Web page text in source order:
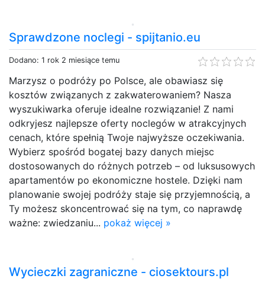
Sprawdzone noclegi - spijtanio.eu
Dodano: 1 rok 2 miesiące temu
Marzysz o podróży po Polsce, ale obawiasz się
kosztów związanych z zakwaterowaniem? Nasza
wyszukiwarka oferuje idealne rozwiązanie! Z nami
odkryjesz najlepsze oferty noclegów w atrakcyjnych
cenach, które spełnią Twoje najwyższe oczekiwania.
Wybierz spośród bogatej bazy danych miejsc
dostosowanych do różnych potrzeb – od luksusowych
apartamentów po ekonomiczne hostele. Dzięki nam
planowanie swojej podróży staje się przyjemnością, a
Ty możesz skoncentrować się na tym, co naprawdę
ważne: zwiedzaniu... pokaż więcej »
Wycieczki zagraniczne - ciosektours.pl